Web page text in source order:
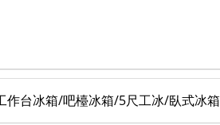
台冰箱/吧檯冰箱/5尺工冰/臥式冰箱